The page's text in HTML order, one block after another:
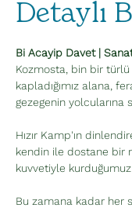
Detaylı
Bi Acayip Davet |
Kozmosta, bin bir türlü
kapladığımız alana,
gezegenin yolcularına
Hızır Kamp'ın
kendin ile dostane bir
kuvvetiyle
Bu zamana kadar her